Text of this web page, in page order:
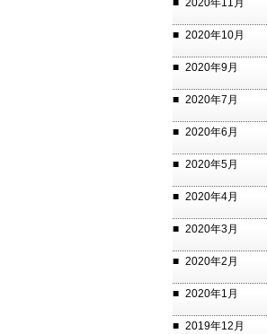
2020年11月
2020年10月
2020年9月
2020年7月
2020年6月
2020年5月
2020年4月
2020年3月
2020年2月
2020年1月
2019年12月